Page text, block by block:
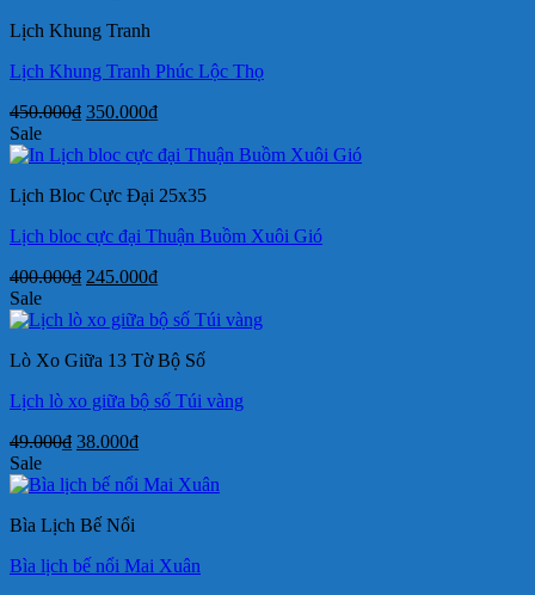
38.000₫.
Lịch Khung Tranh
Lịch Khung Tranh Phúc Lộc Thọ
450.000₫ Giá
là:
350.000₫Giá
tại
350.000₫.
Sale
Lịch Bloc Cực Đại 25x35
Lịch bloc cực đại Thuận Buồm Xuôi Gió
400.000₫ Giá
là:
245.000₫Giá
tại
245.000₫.
Sale
Lò Xo Giữa 13 Tờ Bộ Số
Lịch lò xo giữa bộ số Túi vàng
49.000₫ Giá
là:
38.000₫Giá
tại
Sale
Bìa Lịch Bế Nổi
Bìa lịch bế nổi Mai Xuân